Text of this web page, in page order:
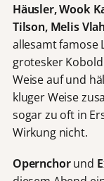
Häusler, Wook
Tilson, Melis
allesamt famose
grotesker
Weise auf und
kluger Weise
sogar zu oft in
Wirkung nicht.
Opernchorund